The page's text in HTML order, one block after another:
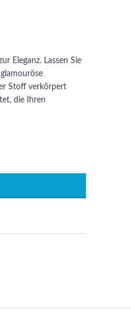
Eleganz. Lassen Sie
Stoff verkörpert
die Ihren